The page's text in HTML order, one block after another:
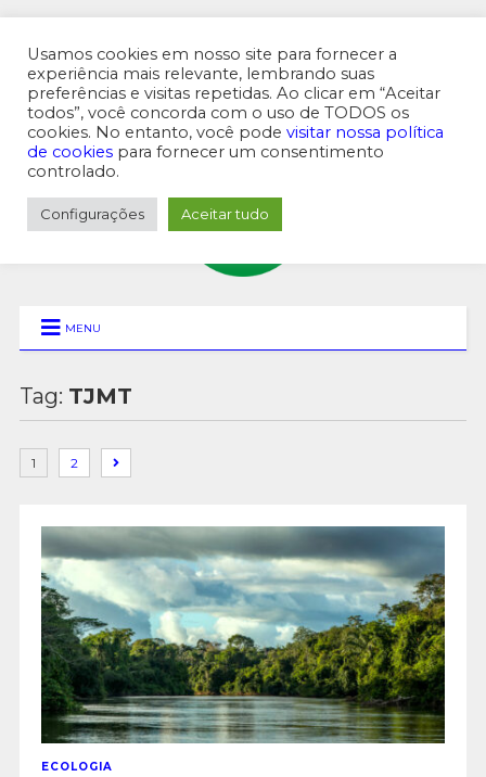
MENU SUPERIOR
MENU
Tag: TJMT
1 2
ECOLOGIA
Usamos cookies em nosso site para fornecer a
experiência mais relevante, lembrando suas
preferências e visitas repetidas. Ao clicar em “Aceitar
todos”, você concorda com o uso de TODOS os
cookies. No entanto, você pode visitar nossa política
de cookies para fornecer um consentimento
controlado.
Configurações Aceitar tudo